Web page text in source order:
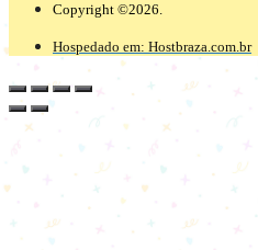
Copyright ©2026.
Hospedado em: Hostbraza.com.br